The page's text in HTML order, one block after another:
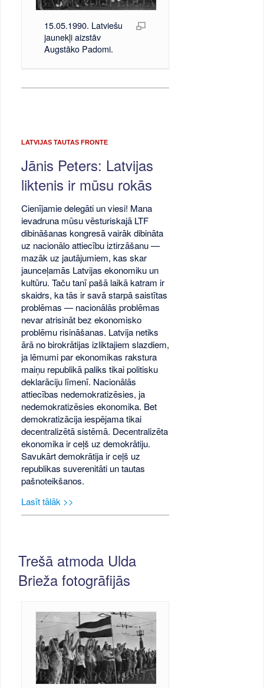
15.05.1990. Latviešu
jaunekļi aizstāv
Augstāko Padomi.
LATVIJAS TAUTAS FRONTE
Jānis Peters: Latvijas
liktenis ir mūsu rokās
Cienījamie delegāti un viesi! Mana
ievadruna mūsu vēsturiskajā LTF
dibināšanas kongresā vairāk dibināta
uz nacionālo attiecību iztirzāšanu —
mazāk uz jautājumiem, kas skar
jaunceļamās Latvijas ekonomiku un
kultūru. Taču tanī pašā laikā katram ir
skaidrs, ka tās ir savā starpā saistītas
problēmas — nacionālās problēmas
nevar atrisināt bez ekonomisko
problēmu risināšanas. Latvija netiks
ārā no birokrātijas izliktajiem slazdiem,
ja lēmumi par ekonomikas rakstura
maiņu republikā paliks tikai politisku
deklarāciju līmenī. Nacionālās
attiecības nedemokratizēsies, ja
nedemokratizēsies ekonomika. Bet
demokratizācija iespējama tikai
decentralizētā sistēmā. Decentralizēta
ekonomika ir ceļš uz demokrātiju.
Savukārt demokrātija ir ceļš uz
republikas suverenitāti un tautas
pašnoteikšanos.
Lasīt tālāk >>
Trešā atmoda Ulda
Brieža fotogrāfijās